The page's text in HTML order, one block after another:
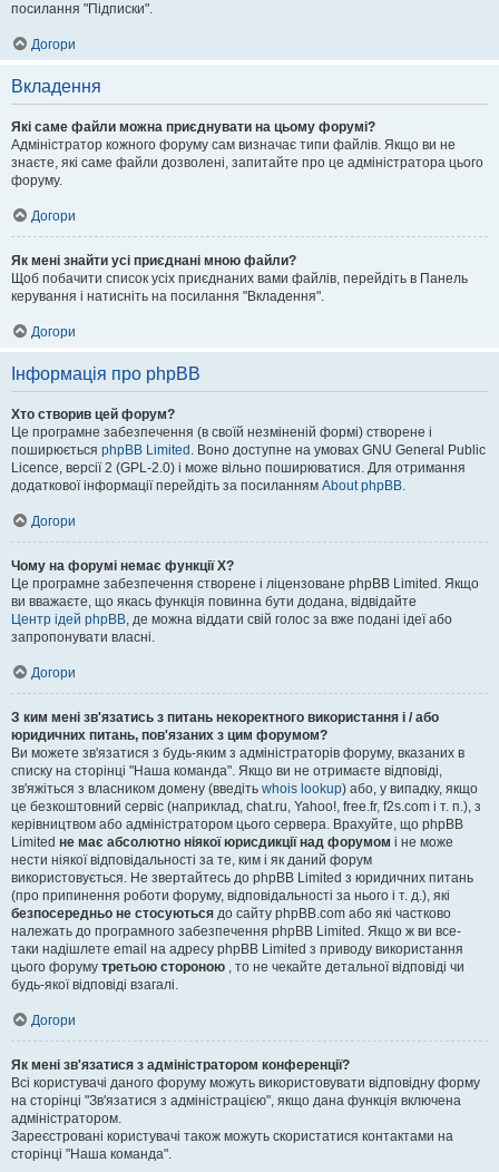
посилання "Підписки".
Догори
Вкладення
Які саме файли можна приєднувати на цьому форумі?
Адміністратор кожного форуму сам визначає типи файлів. Якщо ви не
знаєте, які саме файли дозволені, запитайте про це адміністратора цього
форуму.
Догори
Як мені знайти усі приєднані мною файли?
Щоб побачити список усіх приєднаних вами файлів, перейдіть в Панель
керування і натисніть на посилання "Вкладення".
Догори
Інформація про phpBB
Хто створив цей форум?
Це програмне забезпечення (в своїй незміненій формі) створене і
поширюється phpBB Limited . Воно доступне на умовах GNU General Public
Licence, версії 2 (GPL-2.0) і може вільно поширюватися. Для отримання
додаткової інформації перейдіть за посиланням About phpBB.
Догори
Чому на форумі немає функції X?
Це програмне забезпечення створене і ліцензоване phpBB Limited. Якщо
ви вважаєте, що якась функція повинна бути додана, відвідайте
Центр ідей phpBB, де можна віддати свій голос за вже подані ідеї або
запропонувати власні.
Догори
З ким мені зв'язатись з питань некоректного використання і / або
юридичних питань, пов'язаних з цим форумом?
Ви можете зв'язатися з будь-яким з адміністраторів форуму, вказаних в
списку на сторінці "Наша команда". Якщо ви не отримаєте відповіді,
зв'яжіться з власником домену (введіть whois lookup) або, у випадку, якщо
це безкоштовний сервіс (наприклад, chat.ru, Yahoo!, free.fr, f2s.com і т. п.), з
керівництвом або адміністратором цього сервера. Врахуйте, що phpBB
Limited не має абсолютно ніякої юрисдикції над форумом і не може
нести ніякої відповідальності за те, ким і як даний форум
використовується. Не звертайтесь до phpBB Limited з юридичних питань
(про припинення роботи форуму, відповідальності за нього і т. д.), які
безпосередньо не стосуються до сайту phpBB.com або які частково
належать до програмного забезпечення phpBB Limited. Якщо ж ви все-
таки надішлете email на адресу phpBB Limited з приводу використання
цього форуму третьою стороною , то не чекайте детальної відповіді чи
будь-якої відповіді взагалі.
Догори
Як мені зв'язатися з адміністратором конференції?
Всі користувачі даного форуму можуть використовувати відповідну форму
на сторінці "Зв'язатися з адміністрацією", якщо дана функція включена
адміністратором.
Зареєстровані користувачі також можуть скористатися контактами на
сторінці "Наша команда".